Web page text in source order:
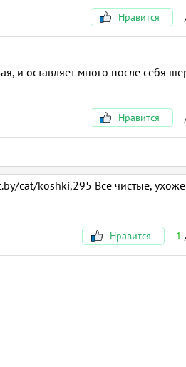
Нравится
и оставляет много после себя
Нравится
cat/koshki,295 Все чистые,
Нравится 1